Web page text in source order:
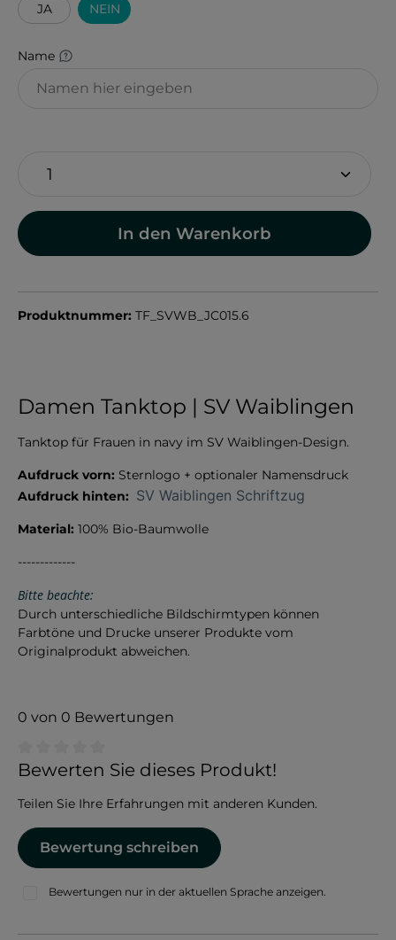
JA
NEIN
Name
In den Warenkorb
Produktnummer: TF_SVWB_JC015.6
Damen Tanktop | SV Waiblingen
Tanktop für Frauen in navy im SV Waiblingen-Design.
Aufdruck vorn: Sternlogo + optionaler Namensdruck
Aufdruck hinten: SV Waiblingen Schriftzug
Material: 100% Bio-Baumwolle
-------------
Bitte beachte:
Durch unterschiedliche Bildschirmtypen können
Farbtöne und Drucke unserer Produkte vom
Originalprodukt abweichen.
0 von 0 Bewertungen
Durchschnittliche Bewertung von 0 von 5 Sternen
Bewerten Sie dieses Produkt!
Teilen Sie Ihre Erfahrungen mit anderen Kunden.
Bewertung schreiben
Bewertungen nur in der aktuellen Sprache anzeigen.